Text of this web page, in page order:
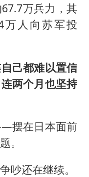
万兵力，其
万人向苏军投
己都难以置信
两个月也坚持
摆在日本面前
。
吵还在继续。